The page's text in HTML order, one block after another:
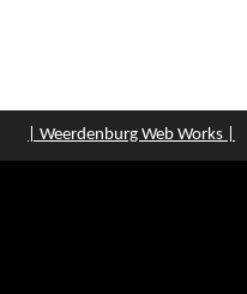
| Weerdenburg Web Works |